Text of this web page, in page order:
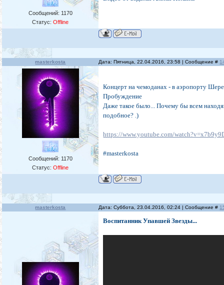
Сообщений: 1170
Статус:Offline
masterkosta Дата: Пятница, 22.04.2016, 23:58 | Сообщение #
Сообщений: 1170
Статус:Offline
Концерт на чемоданах - в аэропорту
Пробуждение
Даже такое было... Почему бы всем
подобное? .)
https://www.youtube.com/
#masterkosta
masterkosta Дата: Суббота, 23.04.2016, 02:24 | Сообщение #
Воспитанник Упавшей Звезды...